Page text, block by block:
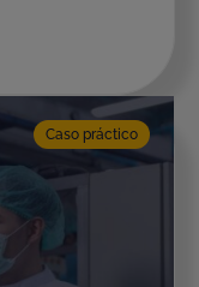
Caso práctico